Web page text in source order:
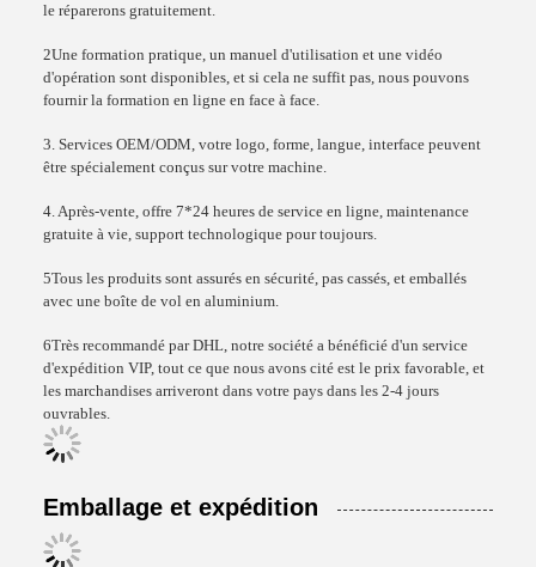
le réparerons gratuitement.
2Une formation pratique, un manuel d'utilisation et une vidéo
d'opération sont disponibles, et si cela ne suffit pas, nous pouvons
fournir la formation en ligne en face à face.
3. Services OEM/ODM, votre logo, forme, langue, interface peuvent
être spécialement conçus sur votre machine.
4. Après-vente, offre 7*24 heures de service en ligne, maintenance
gratuite à vie, support technologique pour toujours.
5Tous les produits sont assurés en sécurité, pas cassés, et emballés
avec une boîte de vol en aluminium.
6Très recommandé par DHL, notre société a bénéficié d'un service
d'expédition VIP, tout ce que nous avons cité est le prix favorable, et
les marchandises arriveront dans votre pays dans les 2-4 jours
ouvrables.
Emballage et expédition